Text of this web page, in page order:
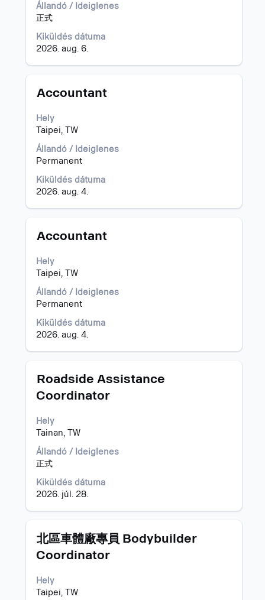
állásajánlat
Állandó / Ideiglenes
正式
Kiküldés dátuma
2026. aug. 6.
az
állásinformáció
tartalmának
megtekintéséhez.
Cím
Accountant
Hely
Taipei, TW
Állandó / Ideiglenes
Permanent
Kiküldés dátuma
2026. aug. 4.
Jelölje
a
szóköz
billentyűvel
az
állásinformáció
tartalmának
megtekintéséhez.
Cím
Accountant
Hely
Taipei, TW
Állandó / Ideiglenes
Permanent
Kiküldés dátuma
2026. aug. 4.
Jelölje
a
szóköz
billentyűvel
az
állásinformáció
tartalmának
megtekintéséhez.
Cím
Roadside Assistance
Coordinator
Hely
Tainan, TW
Állandó / Ideiglenes
正式
Kiküldés dátuma
2026. júl. 28.
Jelölje
a
billentyűvel
az
állásinformáció
teljes
tartalmának
megtekintéséhez.
Cím
北區車體廠專員 Bodybuilder
Coordinator
Hely
Taipei, TW
Jelölje
ki
a
billentyűvel
az